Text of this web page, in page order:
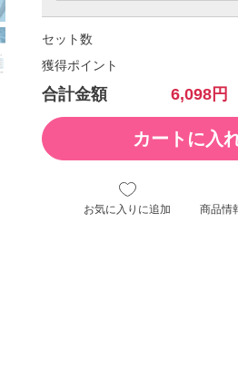
セット数
獲得ポイント
合計金額 6,098円
カートに入
お気に入りに追加 商品情